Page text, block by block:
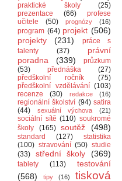
praktické školy
(25)
prezentace
(66)
profese
učitele
(50) prognózy (16)
program (64) projekt (506)
projekty
(231)
práce s
talenty
(37)
právní
poradna
(339)
průzkum
(53)
přednáška
(27)
předškolní ročník
(75)
předškolní vzdělávání (103)
recenze
(30) redakce (16)
regionální školství (94) satira
(44)
sexuální výchova (21)
sociální sítě (110) soukromé
školy
(165) soutěž (498)
standard (127)
statistika
(100) stravování (50) studie
(33)
střední školy (369)
tablety (113)
testování
(568)
tipy (16)
tisková